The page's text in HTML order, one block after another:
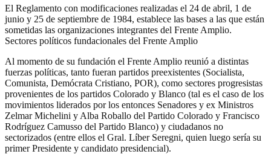
El Reglamento con modificaciones realizadas el 24 de abril, 1 de
junio y 25 de septiembre de 1984, establece las bases a las que están
sometidas las organizaciones integrantes del Frente Amplio.
Sectores políticos fundacionales del Frente Amplio
Al momento de su fundación el Frente Amplio reunió a distintas
fuerzas políticas, tanto fueran partidos preexistentes (Socialista,
Comunista, Demócrata Cristiano, POR), como sectores progresistas
provenientes de los partidos Colorado y Blanco (tal es el caso de los
movimientos liderados por los entonces Senadores y ex Ministros
Zelmar Michelini y Alba Roballo del Partido Colorado y Francisco
Rodríguez Camusso del Partido Blanco) y ciudadanos no
sectorizados (entre ellos el Gral. Líber Seregni, quien luego sería su
primer Presidente y candidato presidencial).